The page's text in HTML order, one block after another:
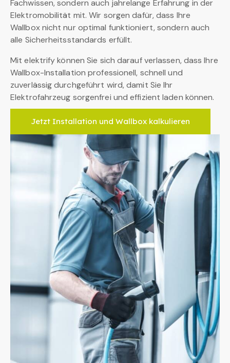
Fachwissen, sondern auch jahrelange Erfahrung in der
Elektromobilität mit. Wir sorgen dafür, dass Ihre
Wallbox nicht nur optimal funktioniert, sondern auch
alle Sicherheitsstandards erfüllt.
Mit elektrify können Sie sich darauf verlassen, dass Ihre
Wallbox-Installation professionell, schnell und
zuverlässig durchgeführt wird, damit Sie Ihr
Elektrofahrzeug sorgenfrei und effizient laden können.
Jetzt Installation und Wallbox kalkulieren